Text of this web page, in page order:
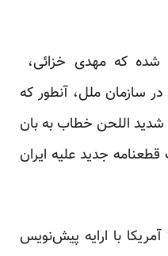
شده که مهدی خزائی،
سازمان ملل، آنطور که
شدید اللحن خطاب به بان
جدید علیه ایران
با ارایه پیش‌نویس